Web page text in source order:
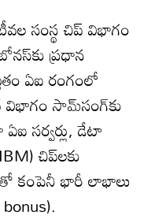
సంస్థ చిప్ విభాగం
ప్రధాన
ఏఐ రంగంలో
సామ్‌సంగ్‌కు
సర్వర్లు, డేటా
చిప్‌లకు
కంపెనీ భారీ లాభాలు